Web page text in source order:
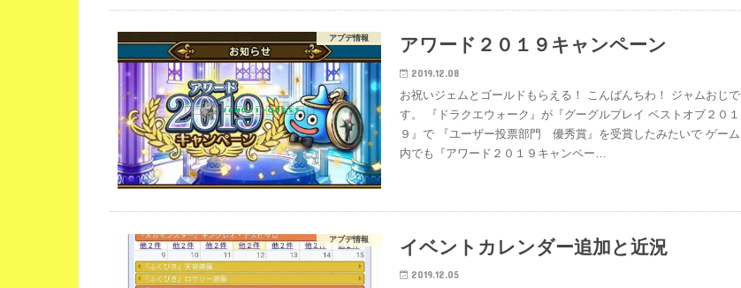
アプデ情報 アワード２０１９キャンペーン
2019.12.08
お祝いジェムとゴールドもらえる！ こんばんちわ！ ジャムおじで
す。 『ドラクエウォーク』が『グーグルプレイ ベストオブ２０１
９』で 『ユーザー投票部門 優秀賞』を受賞したみたいで ゲーム
内でも『アワード２０１９キャンペー…
アプデ情報 イベントカレンダー追加と近況
2019.12.05